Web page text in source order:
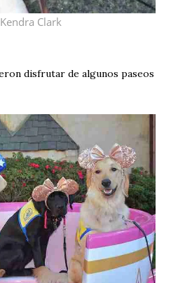
Clark
disfrutar de algunos paseos